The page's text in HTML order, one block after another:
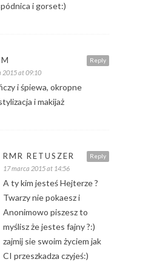
i gorset:)
Reply
2015 at 09:10
i śpiewa, okropne
i makijaż
Reply
RMR RETUSZER
17 marca 2015 at 14:56
A ty kim jesteś Hejterze ?
Twarzy nie pokaesz i
Anonimowo piszesz to
myślisz że jestes fajny ?:)
zajmij sie swoim życiem jak
CI przeszkadza czyjeś:)